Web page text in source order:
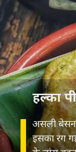
असली बेसन
इसका रंग
हल्का